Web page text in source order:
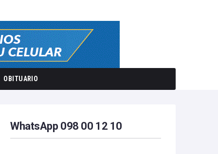
OBITUARIO
WhatsApp 098 00 12 10